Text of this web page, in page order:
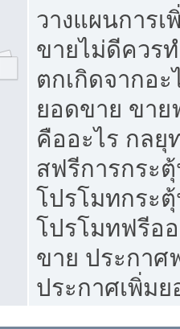
วางแผนการ
ขายไม่ดีควร
ตกเกิดจากอะ
ยอดขาย ขาย
คืออะไร กลยุ
สฟรีการกระ
โปรโมทกระ
โปรโมทฟรีอ
ขาย ประกาศ
ประกาศเพิ่ม